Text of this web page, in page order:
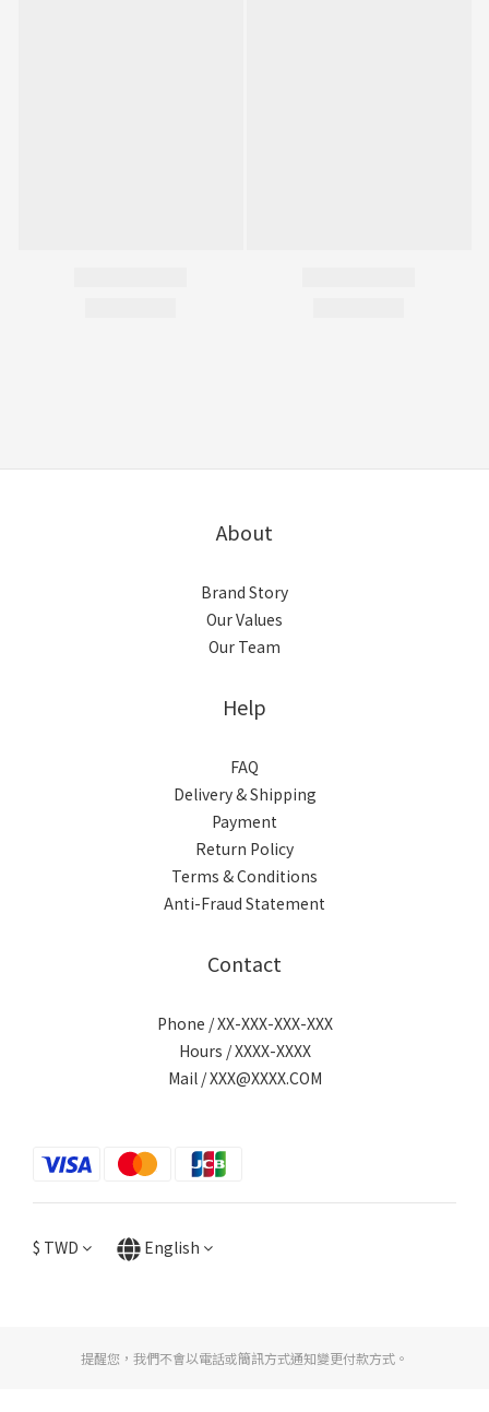
About
Brand Story
Our Values
Our Team
Help
FAQ
Delivery & Shipping
Payment
Return Policy
Terms & Conditions
Anti-Fraud Statement
Contact
Phone / XX-XXX-XXX-XXX
Hours / XXXX-XXXX
Mail / XXX@XXXX.COM
$ TWD English
提醒您，我們不會以電話或簡訊方式通知變更付款方式。